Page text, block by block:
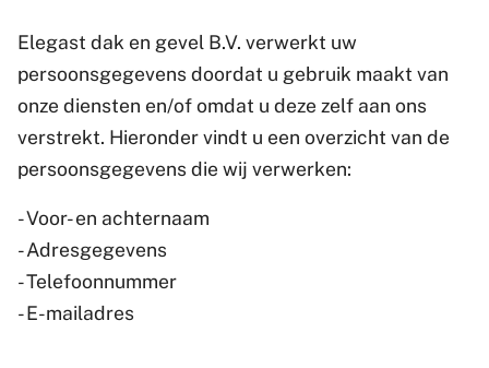
Elegast dak en gevel B.V. verwerkt uw
persoonsgegevens doordat u gebruik maakt van
onze diensten en/of omdat u deze zelf aan ons
verstrekt. Hieronder vindt u een overzicht van de
persoonsgegevens die wij verwerken:
- Voor- en achternaam
- Adresgegevens
- Telefoonnummer
- E-mailadres